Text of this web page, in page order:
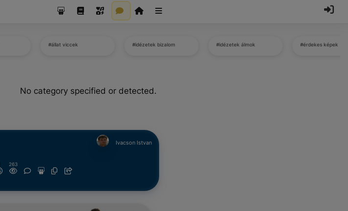
#állat viccek #idézetek bizalom #idézetek álmok #érdekes képek
No category specified or detected.
Ivacson Istvan
263